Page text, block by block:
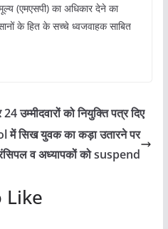
(एमएसपी) का अधिकार देने का
के हित के सच्चे ध्वजवाहक साबित
उम्मीदवारों को नियुक्ति पत्र दिए
सिख युवक का कड़ा उतारने पर
व अध्यापकों को suspend
Like